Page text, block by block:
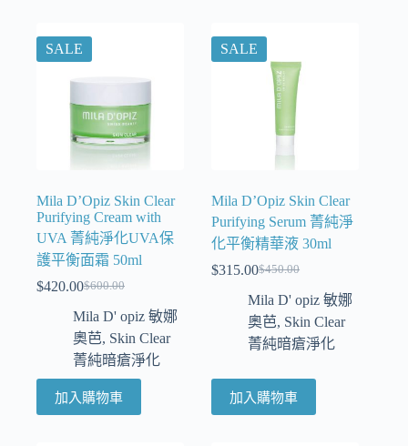
SALE
Mila D’Opiz Skin Clear
Purifying Cream with
UVA 菁純淨化UVA保
護平衡面霜 50ml
$600.00
$420.00
Mila D' opiz 敏娜
奧芭, Skin Clear
菁純暗瘡淨化
加入購物車
SALE
Mila D’Opiz Skin Clear
Purifying Serum 菁純淨
化平衡精華液 30ml
$450.00
$315.00
Mila D' opiz 敏娜
奧芭, Skin Clear
菁純暗瘡淨化
加入購物車